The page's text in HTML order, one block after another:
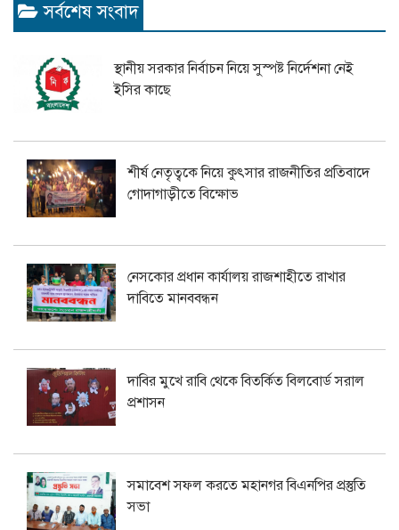
সর্বশেষ সংবাদ
স্থানীয় সরকার নির্বাচন নিয়ে সুস্পষ্ট নির্দেশনা নেই
ইসির কাছে
শীর্ষ নেতৃত্বকে নিয়ে কুৎসার রাজনীতির প্রতিবাদে
গোদাগাড়ীতে বিক্ষোভ
নেসকোর প্রধান কার্যালয় রাজশাহীতে রাখার
দাবিতে মানববন্ধন
দাবির মুখে রাবি থেকে বিতর্কিত বিলবোর্ড সরাল
প্রশাসন
সমাবেশ সফল করতে মহানগর বিএনপির প্রস্তুতি
সভা